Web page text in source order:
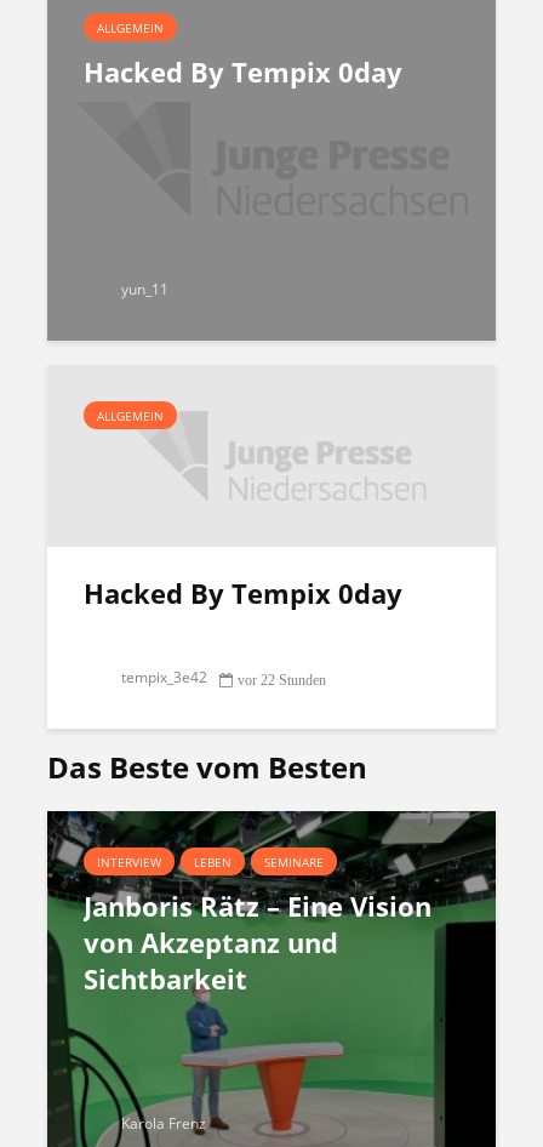
ALLGEMEIN
Hacked By Tempix 0day
yun_11
ALLGEMEIN
Hacked By Tempix 0day
tempix_3e42 vor 22 Stunden
Das Beste vom Besten
INTERVIEW LEBEN SEMINARE
Janboris Rätz – Eine Vision
von Akzeptanz und
Sichtbarkeit
Karola Frenz